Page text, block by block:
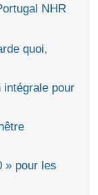
NHR
quoi,
intégrale pour
» pour les